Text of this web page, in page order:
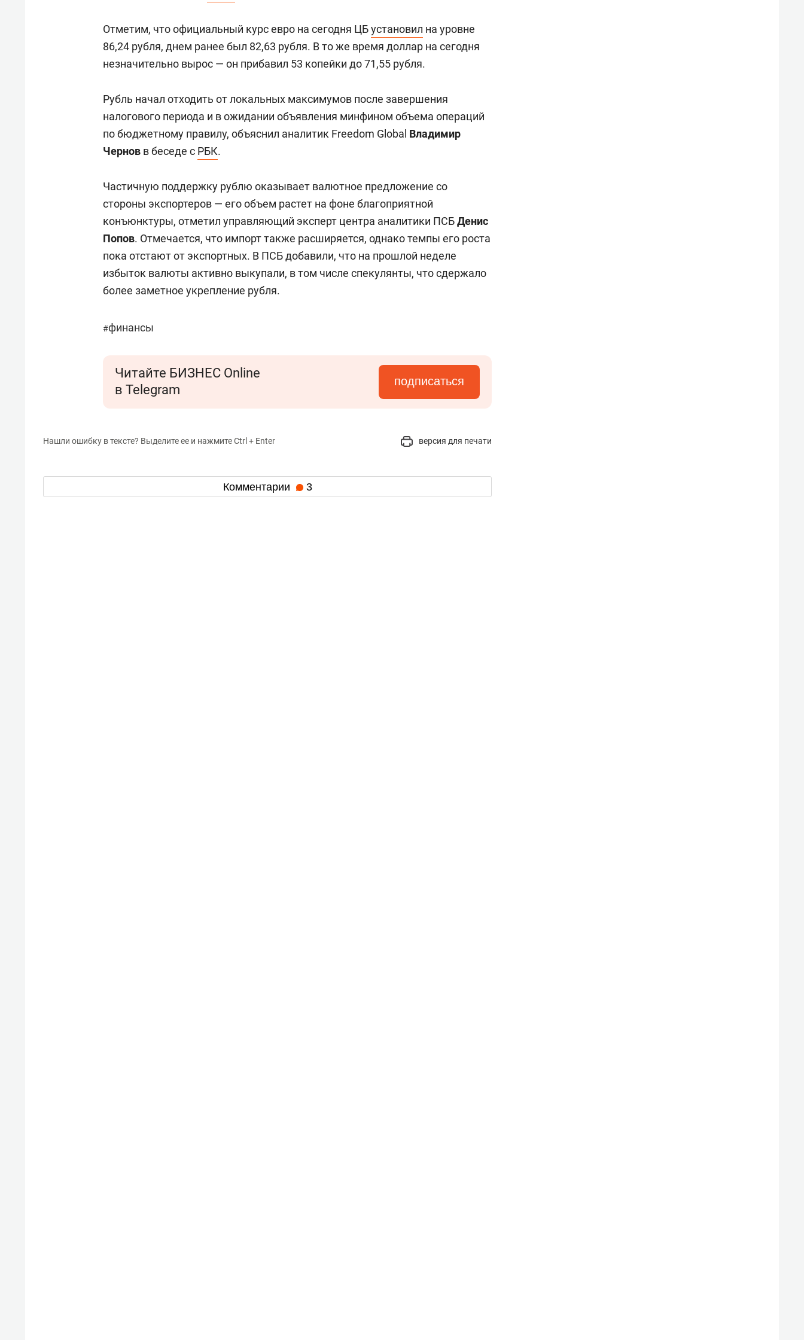
Отметим, что официальный курс евро на сегодня ЦБустановил на уровне
86,24 рубля, днем ранее был 82,63 рубля. В то же время доллар на сегодня
незначительно вырос — он прибавил 53 копейки до 71,55 рубля.
Рубль начал отходить от локальных максимумов после завершения
налогового периода и в ожидании объявления минфином объема операций
по бюджетному правилу, объяснил аналитик Freedom Global Владимир
Чернов в беседе с РБК.
Частичную поддержку рублю оказывает валютное предложение со
стороны экспортеров — его объем растет на фоне благоприятной
конъюнктуры, отметил управляющий эксперт центра аналитики ПСБДенис
Попов. Отмечается, что импорт также расширяется, однако темпы его роста
пока отстают от экспортных. В ПСБ добавили, что на прошлой неделе
избыток валюты активно выкупали, в том числе спекулянты, что сдержало
более заметное укрепление рубля.
#финансы
Читайте БИЗНЕС Online
в Telegram
подписаться
Нашли ошибку в тексте? Выделите ее и нажмите Ctrl + Enter версия для печати
Комментарии 3